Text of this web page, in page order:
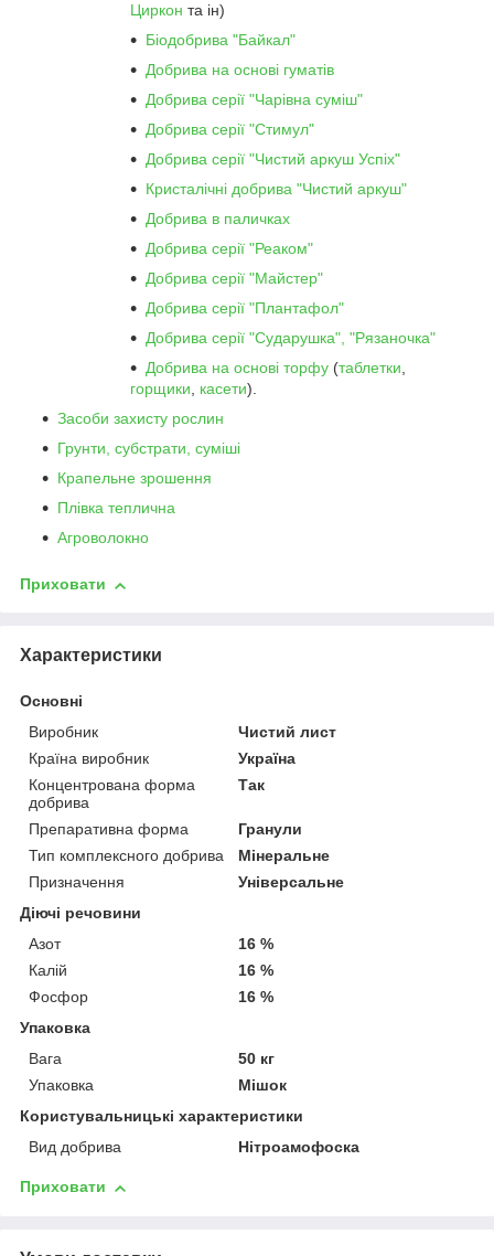
Циркон та ін)
Біодобрива "Байкал"
Добрива на основі гуматів
Добрива серії "Чарівна суміш"
Добрива серії "Стимул"
Добрива серії "Чистий аркуш Успіх"
Кристалічні добрива "Чистий аркуш"
Добрива в паличках
Добрива серії "Реаком"
Добрива серії "Майстер"
Добрива серії "Плантафол"
Добрива серії "Сударушка", "Рязаночка"
Добрива на основі торфу (таблетки,
горщики, касети).
Засоби захисту рослин
Грунти, субстрати, суміші
Крапельне зрошення
Плівка теплична
Агроволокно
Приховати
Характеристики
Основні
Виробник
Чистий лист
Країна виробник
Україна
Концентрована форма
добрива
Так
Препаративна форма
Гранули
Тип комплексного добрива
Мінеральне
Призначення
Універсальне
Діючі речовини
Азот
16 %
Калій
16 %
Фосфор
16 %
Упаковка
Вага
50 кг
Упаковка
Мішок
Користувальницькі характеристики
Вид добрива
Нітроамофоска
Приховати